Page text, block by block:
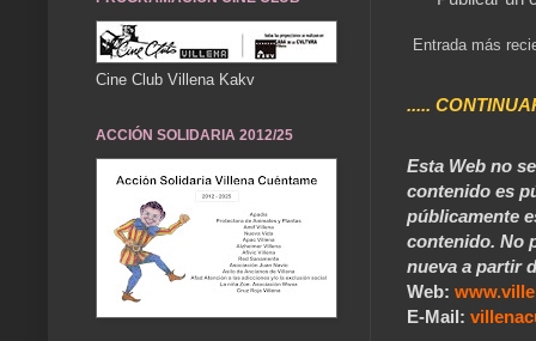
Entrada más
.....
Esta Web no
contenido es
públicamente
contenido. No
nueva a partir
Web:
E-Mail:
Cine Club Villena Kakv
ACCIÓN SOLIDARIA 2012/25